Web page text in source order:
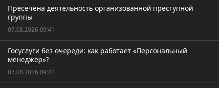
Пресечена деятельность организованной преступной
группы
07.08.2026 09:41
Госуслуги без очереди: как работает «Персональный
менеджер»?
07.08.2026 09:41